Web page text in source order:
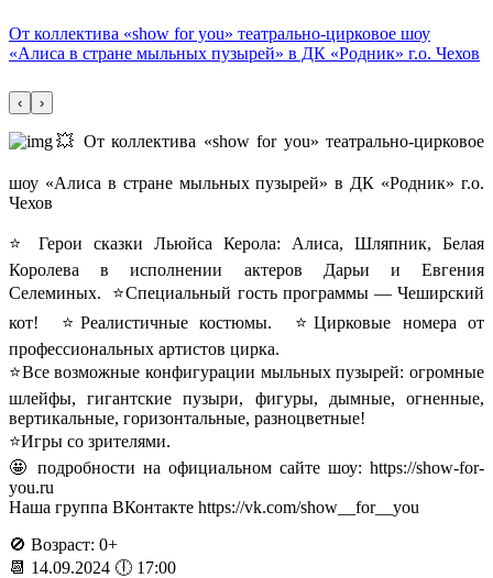
От коллектива «show for you» театрально-цирковое шоу
«Алиса в стране мыльных пузырей» в ДК «Родник» г.о. Чехов
‹ ›
💥 От коллектива «show for you» театрально-цирковое
шоу «Алиса в стране мыльных пузырей» в ДК «Родник» г.о.
Чехов
⭐ Герои сказки Льюйса Керола: Алиса, Шляпник, Белая
Королева в исполнении актеров Дарьи и Евгения
Селеминых. ⭐️Специальный гость программы — Чеширский
кот! ⭐️Реалистичные костюмы. ⭐️Цирковые номера от
профессиональных артистов цирка.
⭐️Все возможные конфигурации мыльных пузырей: огромные
шлейфы, гигантские пузыри, фигуры, дымные, огненные,
вертикальные, горизонтальные, разноцветные!
⭐️Игры со зрителями.
🤩 подробности на официальном сайте шоу: https://show-for-
you.ru
Наша группа ВКонтакте https://vk.com/show__for__you
🚫 Возраст: 0+
📆 14.09.2024 🕕 17:00